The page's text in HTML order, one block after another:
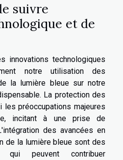
suivre
et de
innovations technologiques
notre utilisation des
la lumière bleue sur notre
La protection des
préoccupations majeures
incitant à une prise de
des avancées en
de la lumière bleue sont des
qui peuvent contribuer